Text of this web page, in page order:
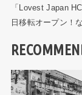
「Lovest Japan
日移転オープン！